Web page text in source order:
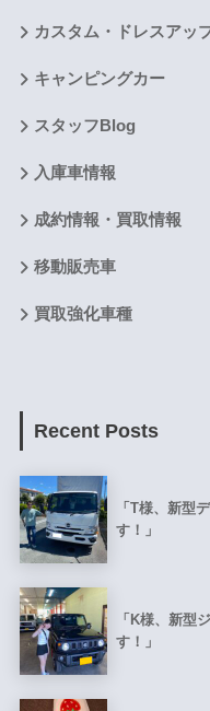
カスタム・ドレスアッ
キャンピングカー
スタッフBlog
入庫車情報
成約情報・買取情報
移動販売車
買取強化車種
Recent Posts
「T様、新型
す！」
「K様、新型
す！」